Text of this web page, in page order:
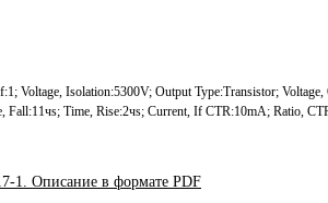
Voltage, Isolation:5300V; Output Type:Transistor;
Fall:11чs; Time, Rise:2чs; Current, If CTR:10mA; Ratio,
1. Описание в формате PDF